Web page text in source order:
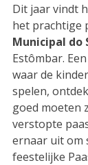
Dit jaar vindt
het prachtige
Municipal do
Estômbar.
waar de
spelen,
goed moeten
verstopte
ernaar uit om
feestelijke